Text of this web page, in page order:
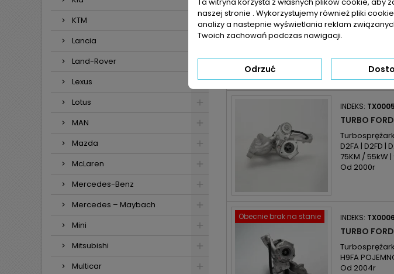
KTM
Lancia
Land-Rover
Lexus
Lotus
MAN
Mazda
McLaren
Mercedes-Benz
Mercedes – Maybach
Mini
Mitsubishi
Multicar
Defender KOD
2.4 TDCi / Td4
INDEKS:
TURBO
D2FA | D2FD |
75KM / 55kW |
Od 2000r
Obecnie brak na stanie INDEKS:
TURBO
H9FA
Od 2004r
naszej stronie . Wykorzystujemy również pliki
analizy a nastepnie wyświetlania reklam
Twoich zachowań podczas nawigacji.
Odrzuć